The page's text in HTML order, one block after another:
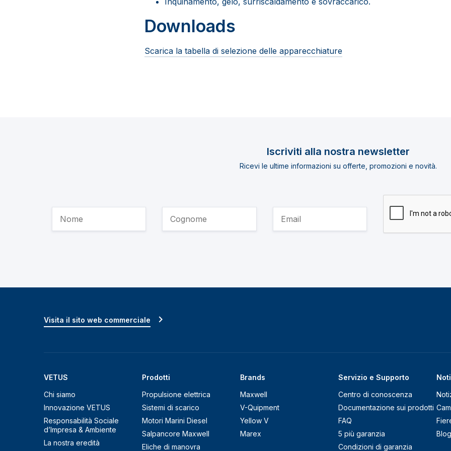
Downloads
Scarica la tabella di selezione delle apparecchiature
Iscriviti alla nostra newsletter
Ricevi le ultime informazioni su offerte, promozioni e novità.
VETUS
Chi siamo
Innovazione VETUS
Responsabilità Sociale
d’Impresa & Ambiente
La nostra eredità
Prodotti
Propulsione elettrica
Sistemi di scarico
Motori Marini Diesel
Salpancore Maxwell
Eliche di manovra
Brands
Maxwell
V-Quipment
Yellow V
Marex
Servizio e Supporto
Centro di conoscenza
Documentazione sui prodotti
FAQ
5 più garanzia
Condizioni di garanzia
Blog
Visita il sito web commerciale